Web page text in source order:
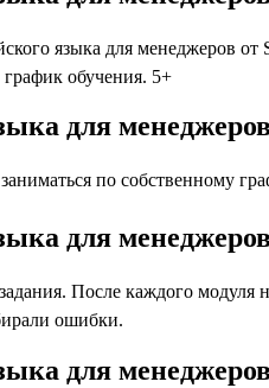
языка для
обучения. 5+
для
по собственному
для
После каждого
ошибки.
для